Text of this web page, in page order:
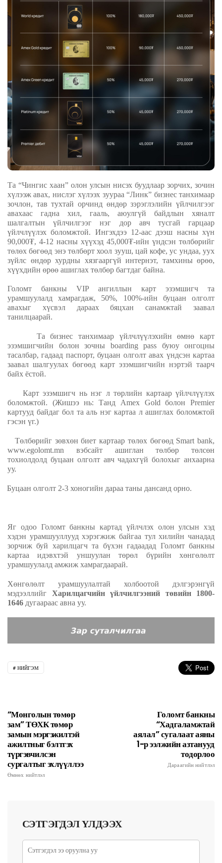
Та “Чингис хаан” олон улсын нисэх буудлаар зорчих, зочин
хүлээж авах, нислэг хүлээх зуураа “Линк” бизнес танхимаар
зочлон, тав тухтай орчинд өндөр зэрэглэлийн үйлчилгээг
авахаас гадна хил, гааль, аюулгүй байдлын хяналт
шалгалтын үйлчилгээг нэг дор авч тусгай гарцаар
үйлчлүүлэх боломжтой. Ингэхдээ 12-аас дээш насны хүн
90,000₮, 4-12 насны хүүхэд 45,000₮-ийн үндсэн төлбөрийг
төлөх бөгөөд энэ төлбөрт хоол зууш, цай кофе, ус ундаа, уух
зүйлс өндөр хурдны хязгааргүй интернэт, тамхины өрөө,
хүүхдийн өрөө ашиглах төлбөр багтдаг байна.
Голомт банкны VIP ангиллын карт эзэмшигч та
урамшуулалд хамрагдаж, 50%, 100%-ийн буцаан олголт
авахыг хүсвэл дараах бяцхан санамжтай заавал
танилцаарай.
Та бизнес танхимаар үйлчлүүлэхийн өмнө карт
эзэмшигчийн болон зочны boarding pass буюу онгоцны
тасалбар, гадаад паспорт, буцаан олголт авах үндсэн картаа
заавал шалгуулах бөгөөд карт эзэмшигчийн нэртэй таарч
байх ёстой.
Карт эзэмшигч нь нэг л төрлийн картаар үйлчлүүлэх
боломжтой.
(Жишээ нь: Танд Amex Gold болон Premier
картууд байдаг бол та аль нэг картаа л ашиглах боломжтой
гэсэн үг.)
Төлбөрийг зөвхөн биет картаар төлөх бөгөөд Smart bank,
www.egolomt.mn вэбсайт ашиглан төлбөр төлсөн
тохиолдолд буцаан олголт авч чадахгүй болохыг анхаарна
уу.
Буцаан олголт 2-3 хоногийн дараа таны дансанд орно.
Яг одоо Голомт банкны картад үйлчлэх олон улсын хэд
хэдэн урамшууллууд хэрэгжиж байгаа тул хилийн чанадад
зорчиж буй харилцагч та бүхэн гадаадад Голомт банкны
картаа
идэвхтэй уншуулан төрөл бүрийн хөнгөлөлт
урамшуулалд амжиж хамрагдаарай.
Хөнгөлөлт урамшуулалтай холбоотой дэлгэрэнгүй
мэдээллийг Харилцагчийн үйлчилгээний төвийн 1800-
1646 дугаараас авна уу.
НИЙГЭМ
“Монголын төмөр
зам” ТӨХК төмөр
замын мэргэжилтэй
ажилтныг бэлтгэх
түргэвчилсэн
сургалтыг эхлүүллээ
Өмнөх нийтлэл
Голомт банкны
“Хадгаламжтай
аялал” сугалаат аяны
1-р ээлжийн азтанууд
тодорлоо
Дараагийн нийтлэл
СЭТГЭГДЭЛ ҮЛДЭЭХ